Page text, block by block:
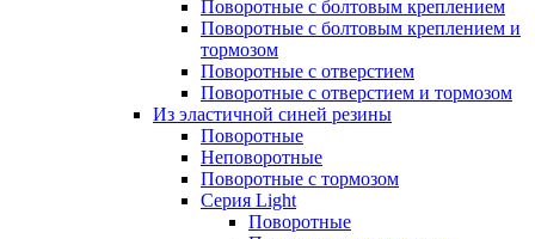
Поворотные с болтовым креплением
Поворотные с болтовым креплением и
тормозом
Поворотные с отверстием
Поворотные с отверстием и тормозом
Из эластичной синей резины
Поворотные
Неповоротные
Поворотные с тормозом
Серия Light
Поворотные